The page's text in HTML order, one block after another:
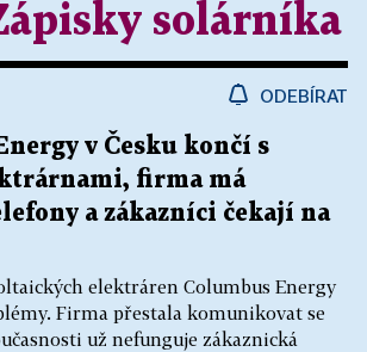
solárníka
ODEBÍRAT
v Česku končí s
firma má
a zákazníci čekají na
elektráren Columbus Energy
Firma přestala komunikovat se
už nefunguje zákaznická